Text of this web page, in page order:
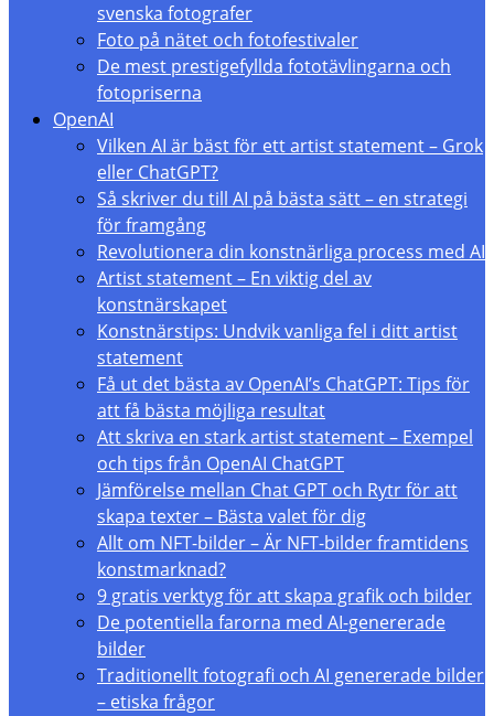
svenska fotografer
Foto på nätet och fotofestivaler
De mest prestigefyllda fototävlingarna och
fotopriserna
OpenAI
Vilken AI är bäst för ett artist statement – Grok
eller ChatGPT?
Så skriver du till AI på bästa sätt – en strategi
för framgång
Revolutionera din konstnärliga process med AI
Artist statement – En viktig del av
konstnärskapet
Konstnärstips: Undvik vanliga fel i ditt artist
statement
Få ut det bästa av OpenAI’s ChatGPT: Tips för
att få bästa möjliga resultat
Att skriva en stark artist statement – Exempel
och tips från OpenAI ChatGPT
Jämförelse mellan Chat GPT och Rytr för att
skapa texter – Bästa valet för dig
Allt om NFT-bilder – Är NFT-bilder framtidens
konstmarknad?
9 gratis verktyg för att skapa grafik och bilder
De potentiella farorna med AI-genererade
bilder
Traditionellt fotografi och AI genererade bilder
– etiska frågor